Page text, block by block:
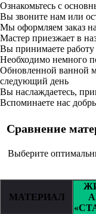
Ознакомьтесь с
Вы звоните нам или
Мы оформляем заказ
Мастер приезжает в
Вы принимаете работу
Необходимо немного
Обновленной ванной
следующий день
Вы наслаждаетесь,
Вспоминаете нас
Сравнение
Выберите
МАТЕРИАЛ